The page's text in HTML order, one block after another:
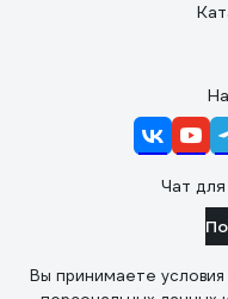
Чат
Вы принимаете условия